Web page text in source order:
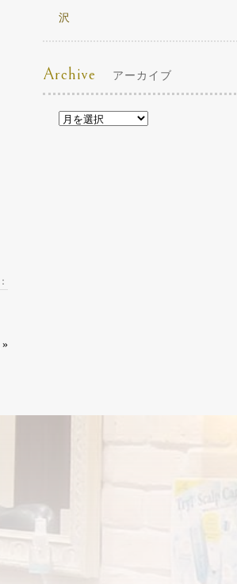
»
沢
Archive アーカイブ